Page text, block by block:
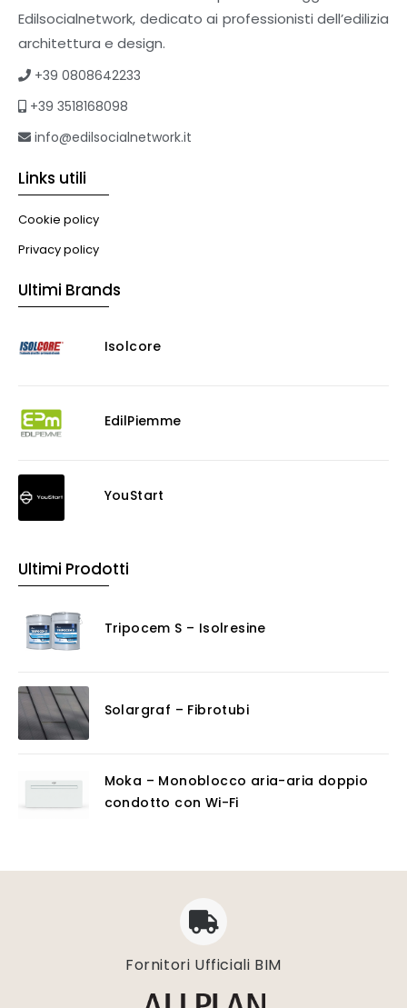
Edilsocialnetwork, dedicato ai professionisti dell’edilizia
architettura e design.
+39 0808642233
+39 3518168098
info@edilsocialnetwork.it
Links utili
Cookie policy
Privacy policy
Ultimi Brands
Isolcore
EdilPiemme
YouStart
Ultimi Prodotti
Tripocem S – Isolresine
Solargraf – Fibrotubi
Moka – Monoblocco aria-aria doppio
condotto con Wi-Fi
Fornitori Ufficiali BIM